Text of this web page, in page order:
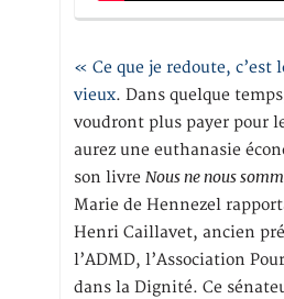
« Ce que je redoute, c’est
vieux. Dans quelque
voudront plus payer pour
aurez une euthanasie
son livre Nous ne nous
Marie de Hennezel
Henri Caillavet, ancien
l’ADMD, l’Association
dans la Dignité. Ce